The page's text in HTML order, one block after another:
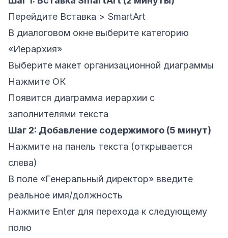
Перейдите Вставка > SmartArt
В диалоговом окне выберите категорию
«Иерархия»
Выберите макет организационной диаграммы
Нажмите ОК
Появится диаграмма иерархии с
заполнителями текста
Шаг 2: Добавление содержимого (5 минут)
Нажмите на панель текста (открывается
слева)
В поле «Генеральный директор» введите
реальное имя/должность
Нажмите Enter для перехода к следующему
полю